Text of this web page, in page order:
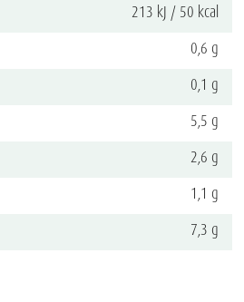
213 kJ / 50 kcal
0,6 g
0,1 g
5,5 g
2,6 g
1,1 g
7,3 g